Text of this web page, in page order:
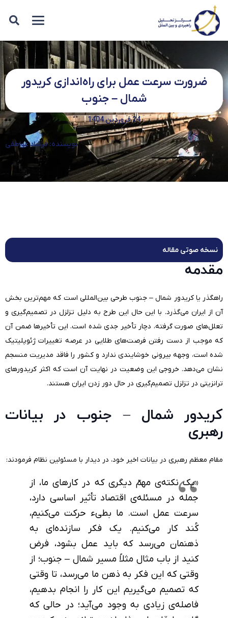
ضرورت سرعت عمل برای راه‌اندازی کریدور
شمال – جنوب
24 فروردین 1404
نویسنده: فرشاد عواطفی
نسخه صوتی مقاله
مقدمه
راهگذر یا کریدور شمال – جنوب طرحی بین‌المللی است که مهم‌ترین بخش
آن از ایران می‌گذرد. با این حال این طرح به دلیل تزلزل در تصمیم‌گیری و
تعلل‌های صورت گرفته، دچار تأخیر جدی شده است. این تأخیرها ضمن آن
که موجب از دست رفتن فرصت‌های طلایی در عرصه تغییرات ژئوپلیتیک
شده است، وجهه بیرونی خوشایندی ندارد و کشور را فاقد مدیریت منسجم
نشان می‌دهد. خروجی این وضعیت در نهایت آن است که اکثر کریدورهای
ترانزیتی در تزلزل تصمیم‌گیری در حال دور زدن ایران هستند.
کریدور شمال – جنوب در بیانات
رهبری
مقام معظم رهبری در بیانات اخیر خود، در دیدار با مسئولین نظام فرمودند:
«یکنکته‌ی مهمّ دیگری که در کارهای ما، از
جمله در مسئله‌ی اقتصاد تأثیر اساسی دارد،
سرعت عمل است. ما بطیء حرکت می‌کنیم،
کُند کار می‌کنیم. یک فکر سازنده‌‌ای به
ذهنمان می‌رسد که باید عمل بشود، فرض
کنید از باب مثال مثلاً مسیر شمال – جنوب؛ از
وقتی که این فکر به ذهن ما می‌رسد، تا وقتی
که تصمیم می‌گیریم این کار را انجام بدهیم،
فاصله‌ی زیادی به وجود می‌آید؛ در حالی‌ که